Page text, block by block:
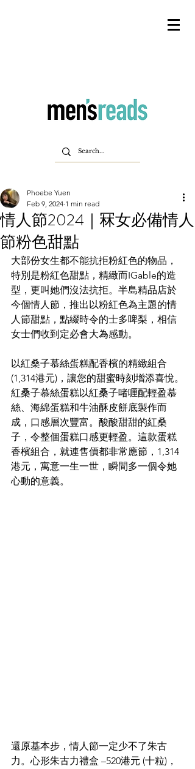
情人節2024｜冧女必備情人
節粉色甜點
Phoebe Yuen
Feb 9, 2024 1 min read
大部份女生都不能抗拒粉紅色的物品，
特別是粉紅色甜點，精緻而IGable的造
型，更叫她們沒法抗拒。半島精品店於
今個情人節，推出以粉紅色為主題的情
人節甜點，點綴時令的士多啤梨，相信
女士們收到定必會大為感動。
以紅桑子慕絲蛋糕配香檳的精緻組合
(1,314港元)，讓您的甜蜜時刻增添喜悅。
紅桑子慕絲蛋糕以紅桑子啫喱配輕盈慕
絲、海綿蛋糕和牛油酥皮餅底製作而
成，口感層次豐富。酸酸甜甜的紅桑
子，令整個蛋糕口感更輕盈。這款蛋糕
香檳組合，就連售價都非常應節， 1,314
港元 ，寓意一生一世，瞬間多一個令她
心動的意義。
還原基本步，情人節一定少不了朱古
力。 心形朱古力禮盒 –520港元 (十粒)，